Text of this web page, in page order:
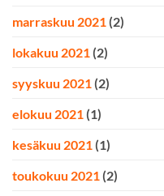
marraskuu 2021 (2)
lokakuu 2021 (2)
syyskuu 2021 (2)
elokuu 2021 (1)
kesäkuu 2021 (1)
toukokuu 2021 (2)